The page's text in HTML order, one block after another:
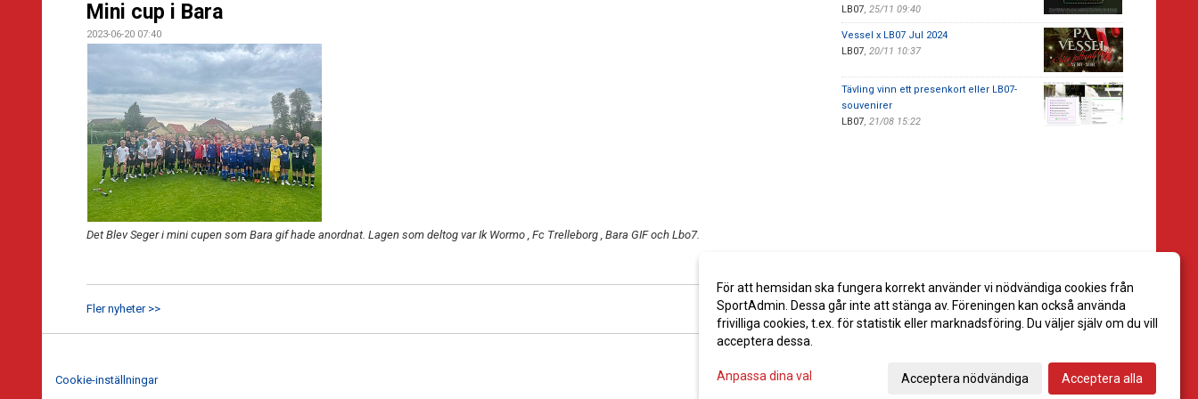
Mini cup i Bara
2023-06-20 07:40
Det Blev Seger i mini cupen som Bara gif hade anordnat. Lagen som deltog var Ik Wormo , Fc Trelleborg , Bara GIF och Lbo7.
Fler nyheter >>
LB07,25/11 09:40
Vessel x LB07 Jul 2024
LB07,20/11 10:37
Tävling vinn ett presenkort eller LB07-
souvenirer
LB07,21/08 15:22
Cookie-inställningar
För att hemsidan ska fungera korrekt använder vi nödvändiga cookies från
SportAdmin. Dessa går inte att stänga av. Föreningen kan också använda
frivilliga cookies, t.ex. för statistik eller marknadsföring. Du väljer själv om du vill
acceptera dessa.
Anpassa dina val Acceptera nödvändiga Acceptera alla